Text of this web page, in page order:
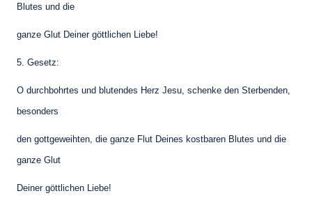
Blutes und die
ganze Glut Deiner göttlichen Liebe!
5. Gesetz:
O durchbohrtes und blutendes Herz Jesu, schenke den Sterbenden,
besonders
den gottgeweihten, die ganze Flut Deines kostbaren Blutes und die
ganze Glut
Deiner göttlichen Liebe!